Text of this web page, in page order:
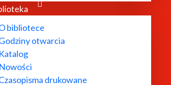
bibliotece
otwarcia
Katalog
Nowości
drukowane
następujących sekcji: